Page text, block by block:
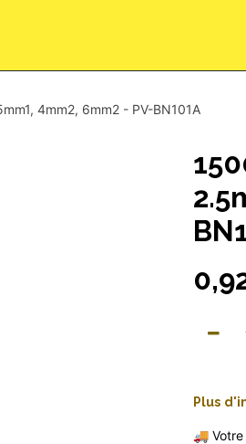
4mm2, 6mm2 - PV-BN101A
Pl​us
🚚